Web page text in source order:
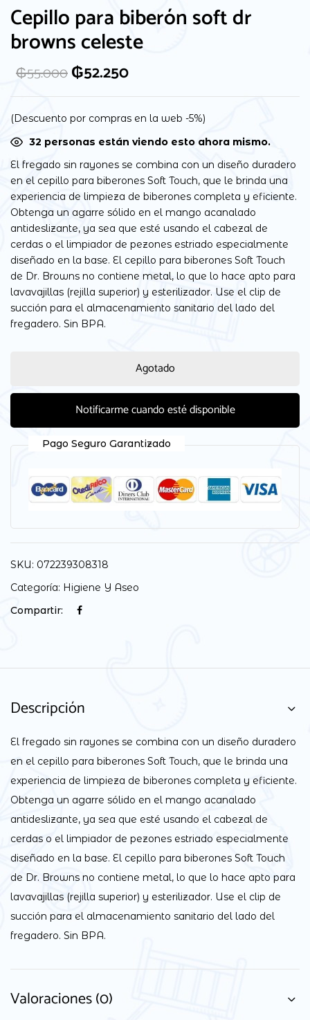
Cepillo para biberón soft dr
browns celeste
₲55.000₲52.250
(Descuento por compras en la web -5%)
33 personas están viendo esto ahora mismo.
El fregado sin rayones se combina con un diseño duradero
en el cepillo para biberones Soft Touch, que le brinda una
experiencia de limpieza de biberones completa y eficiente.
Obtenga un agarre sólido en el mango acanalado
antideslizante, ya sea que esté usando el cabezal de
cerdas o el limpiador de pezones estriado especialmente
diseñado en la base. El cepillo para biberones Soft Touch
de Dr. Browns no contiene metal, lo que lo hace apto para
lavavajillas (rejilla superior) y esterilizador. Use el clip de
succión para el almacenamiento sanitario del lado del
fregadero. Sin BPA.
Agotado
Notificarme cuando esté disponible
Pago Seguro Garantizado
SKU: 072239308318
Categoría: Higiene Y Aseo
Compartir:
Descripción
El fregado sin rayones se combina con un diseño duradero
en el cepillo para biberones Soft Touch, que le brinda una
experiencia de limpieza de biberones completa y eficiente.
Obtenga un agarre sólido en el mango acanalado
antideslizante, ya sea que esté usando el cabezal de
cerdas o el limpiador de pezones estriado especialmente
diseñado en la base. El cepillo para biberones Soft Touch
de Dr. Browns no contiene metal, lo que lo hace apto para
lavavajillas (rejilla superior) y esterilizador. Use el clip de
succión para el almacenamiento sanitario del lado del
fregadero. Sin BPA.
Valoraciones (0)